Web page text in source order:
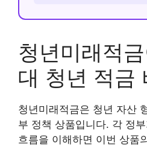
청년미래적
대 청년 적금
청년미래적금은 청년 자산
부 정책 상품입니다. 각 정
흐름을 이해하면 이번 상품